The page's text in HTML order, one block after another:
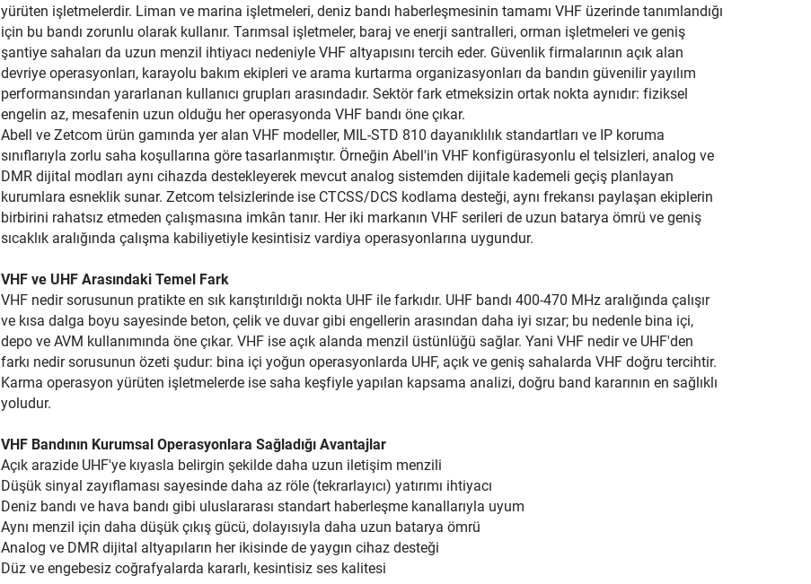
yürüten işletmelerdir. Liman ve marina işletmeleri, deniz bandı haberleşmesinin tamamı VHF üzerinde tanımlandığı
için bu bandı zorunlu olarak kullanır. Tarımsal işletmeler, baraj ve enerji santralleri, orman işletmeleri ve geniş
şantiye sahaları da uzun menzil ihtiyacı nedeniyle VHF altyapısını tercih eder. Güvenlik firmalarının açık alan
devriye operasyonları, karayolu bakım ekipleri ve arama kurtarma organizasyonları da bandın güvenilir yayılım
performansından yararlanan kullanıcı grupları arasındadır. Sektör fark etmeksizin ortak nokta aynıdır: fiziksel
engelin az, mesafenin uzun olduğu her operasyonda VHF bandı öne çıkar.
Abell ve Zetcom ürün gamında yer alan VHF modeller, MIL-STD 810 dayanıklılık standartları ve IP koruma
sınıflarıyla zorlu saha koşullarına göre tasarlanmıştır. Örneğin Abell'in VHF konfigürasyonlu el telsizleri, analog ve
DMR dijital modları aynı cihazda destekleyerek mevcut analog sistemden dijitale kademeli geçiş planlayan
kurumlara esneklik sunar. Zetcom telsizlerinde ise CTCSS/DCS kodlama desteği, aynı frekansı paylaşan ekiplerin
birbirini rahatsız etmeden çalışmasına imkân tanır. Her iki markanın VHF serileri de uzun batarya ömrü ve geniş
sıcaklık aralığında çalışma kabiliyetiyle kesintisiz vardiya operasyonlarına uygundur.
VHF ve UHF Arasındaki Temel Fark
VHF nedir sorusunun pratikte en sık karıştırıldığı nokta UHF ile farkıdır. UHF bandı 400-470 MHz aralığında çalışır
ve kısa dalga boyu sayesinde beton, çelik ve duvar gibi engellerin arasından daha iyi sızar; bu nedenle bina içi,
depo ve AVM kullanımında öne çıkar. VHF ise açık alanda menzil üstünlüğü sağlar. Yani VHF nedir ve UHF'den
farkı nedir sorusunun özeti şudur: bina içi yoğun operasyonlarda UHF, açık ve geniş sahalarda VHF doğru tercihtir.
Karma operasyon yürüten işletmelerde ise saha keşfiyle yapılan kapsama analizi, doğru band kararının en sağlıklı
yoludur.
VHF Bandının Kurumsal Operasyonlara Sağladığı Avantajlar
Açık arazide UHF'ye kıyasla belirgin şekilde daha uzun iletişim menzili
Düşük sinyal zayıflaması sayesinde daha az röle (tekrarlayıcı) yatırımı ihtiyacı
Deniz bandı ve hava bandı gibi uluslararası standart haberleşme kanallarıyla uyum
Aynı menzil için daha düşük çıkış gücü, dolayısıyla daha uzun batarya ömrü
Analog ve DMR dijital altyapıların her ikisinde de yaygın cihaz desteği
Düz ve engebesiz coğrafyalarda kararlı, kesintisiz ses kalitesi